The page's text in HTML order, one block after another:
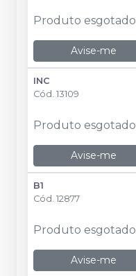
Produto esgotado
Avise-me
INC
Cód. 13109
Produto esgotado
Avise-me
B1
Cód. 12877
Produto esgotado
Avise-me